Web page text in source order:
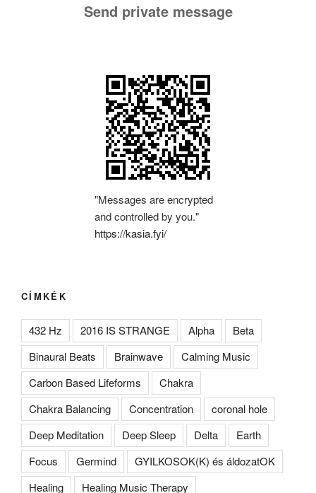
Send private message
"Messages are encrypted
and controlled by you."
https://kasia.fyi/
CÍMKÉK
432 Hz 2016 IS STRANGE Alpha
Beta
Binaural Beats
Brainwave
Calming Music
Carbon Based Lifeforms
Chakra
Chakra Balancing
Concentration
coronal hole
Deep Meditation
Deep Sleep Delta
Earth
Focus
Germind
GYILKOSOK(K) és áldozatOK
Healing
Healing Music Therapy